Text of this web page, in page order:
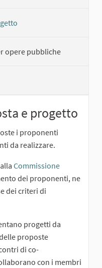
opere pubbliche
e progetto
i proponenti
da realizzare.
Commissione
dei proponenti, ne
dei criteri di
progetti da
proposte
di co-
con i membri